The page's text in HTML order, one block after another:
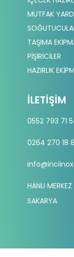
MUTFAK
TAŞIMA
PİŞİRİCİLER
HAZIRLIK
İLETIŞIM
0552 793 71
0264 270 18
HANLI
SAKARYA